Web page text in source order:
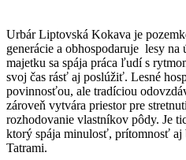
Urbár Liptovská Kokava je
generácie a obhospodaruje lesy
majetku sa spája práca ľudí s
svoj čas rásť aj poslúžiť. Lesné
povinnosťou, ale tradíciou
zároveň vytvára priestor pre
rozhodovanie vlastníkov pôdy. Je
ktorý spája minulosť, prítomnosť
Tatrami.